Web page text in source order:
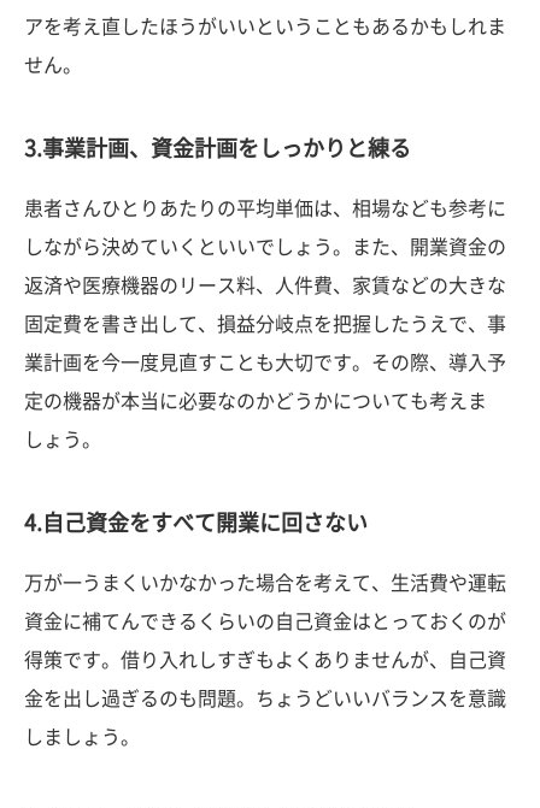
アを考え直したほうがいいということもあるかもしれま
せん。
3.事業計画、資金計画をしっかりと練る
患者さんひとりあたりの平均単価は、相場なども参考に
しながら決めていくといいでしょう。また、開業資金の
返済や医療機器のリース料、人件費、家賃などの大きな
固定費を書き出して、損益分岐点を把握したうえで、事
業計画を今一度見直すことも大切です。その際、導入予
定の機器が本当に必要なのかどうかについても考えま
しょう。
4.自己資金をすべて開業に回さない
万が一うまくいかなかった場合を考えて、生活費や運転
資金に補てんできるくらいの自己資金はとっておくのが
得策です。借り入れしすぎもよくありませんが、自己資
金を出し過ぎるのも問題。ちょうどいいバランスを意識
しましょう。